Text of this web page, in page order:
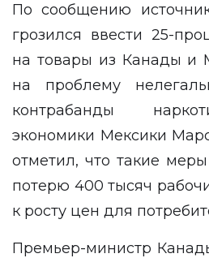
По сообщению
грозился ввести 25-
на товары из Канады и
на проблему
контрабанды
экономики Мексики
отметил, что такие
потерю 400 тысяч
к росту цен для
Премьер-министр